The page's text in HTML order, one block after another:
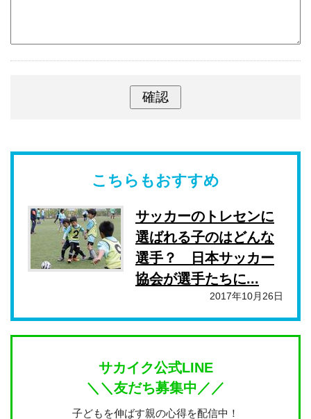
こちらもおすすめ
サッカーのトレセンに
選ばれる子のはどんな
選手？ 日本サッカー
協会が選手たちに...
2017年10月26日
サカイク公式LINE
＼＼友だち募集中／／
子どもを伸ばす親の心得を配信中！